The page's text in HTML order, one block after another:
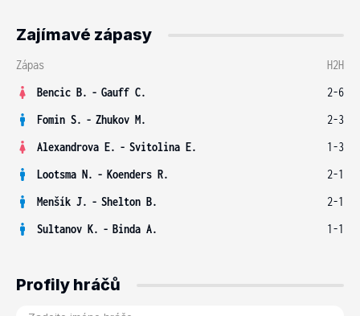
Zajímavé zápasy
Zápas
H2H
Bencic B. - Gauff C.
2-6
Fomin S. - Zhukov M.
2-3
Alexandrova E. - Svitolina E.
1-3
Lootsma N. - Koenders R.
2-1
Menšík J. - Shelton B.
2-1
Sultanov K. - Binda A. 1-1
Profily hráčů